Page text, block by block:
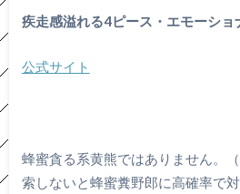
疾走感溢れる4ピース・エモーショ
公式サイト
蜂蜜貪る系黄熊ではありません。
索しないと蜂蜜糞野郎に高確率で